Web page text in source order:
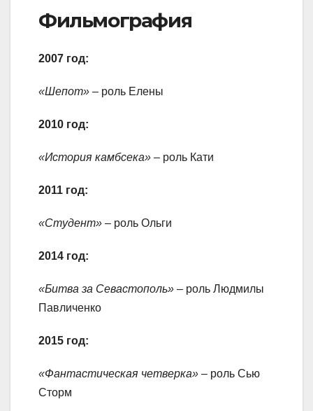
Фильмография
2007 год:
«Шепот» – роль Елены
2010 год:
«История камбсека» – роль Кати
2011 год:
«Студент» – роль Ольги
2014 год:
«Битва за Севастополь» – роль Людмилы
Павличенко
2015 год:
«Фантастическая четверка» – роль Сью
Сторм